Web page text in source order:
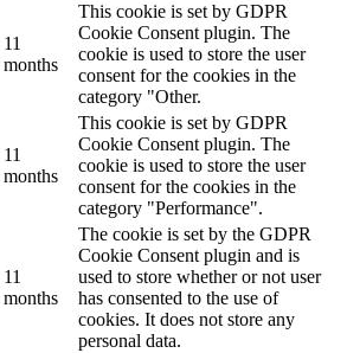
11
months
This cookie is set by GDPR
Cookie Consent plugin. The
cookie is used to store the user
consent for the cookies in the
category "Other.
11
months
This cookie is set by GDPR
Cookie Consent plugin. The
cookie is used to store the user
consent for the cookies in the
category "Performance".
11
months
The cookie is set by the GDPR
Cookie Consent plugin and is
used to store whether or not user
has consented to the use of
cookies. It does not store any
personal data.